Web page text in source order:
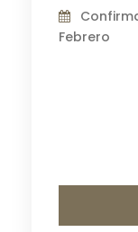
Febrero